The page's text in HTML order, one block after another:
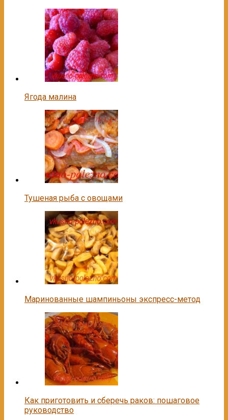
Ягода малина
Тушеная рыба с овощами
Маринованные шампиньоны экспресс-метод
Как приготовить и сберечь раков: пошаговое
руководство